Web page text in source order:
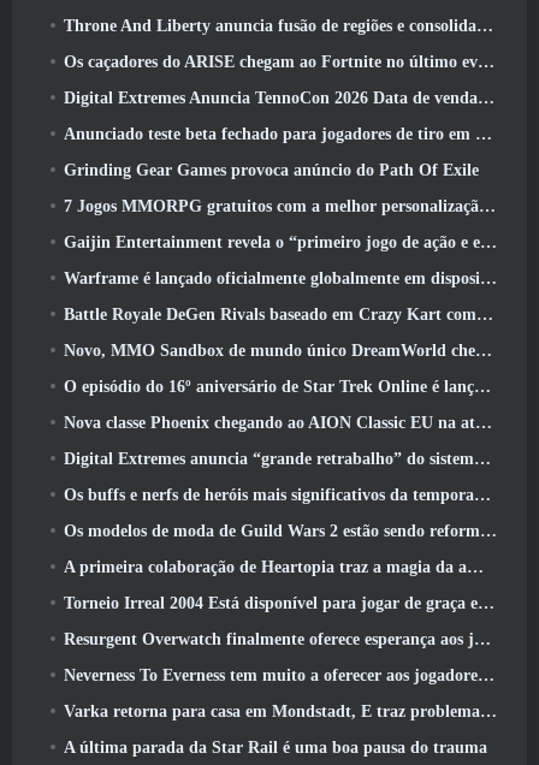
Throne And Liberty anuncia fusão de regiões e consolidação de servidores
Os caçadores do ARISE chegam ao Fortnite no último evento de colaboração
Digital Extremes Anuncia TennoCon 2026 Data de venda de ingressos
Anunciado teste beta fechado para jogadores de tiro em terceira pessoa
Grinding Gear Games provoca anúncio do Path Of Exile
7 Jogos MMORPG gratuitos com a melhor personalização de personagens
Gaijin Entertainment revela o “primeiro jogo de ação e extração espacial” Star Wrath
Warframe é lançado oficialmente globalmente em dispositivos Android
Battle Royale DeGen Rivals baseado em Crazy Kart combina todas as coisas que você provavelmente não sabia que queria combinadas
Novo, MMO Sandbox de mundo único DreamWorld chegando ao Steam com acesso antecipado
O episódio do 16º aniversário de Star Trek Online é lançado como parte da atualização de “corrupção”
Nova classe Phoenix chegando ao AION Classic EU na atualização ‘Ignite’
Digital Extremes anuncia “grande retrabalho” do sistema de progressão de jogadores do Soulframe
Os buffs e nerfs de heróis mais significativos da temporada 6.5
Os modelos de moda de Guild Wars 2 estão sendo reformulados com base no feedback dos jogadores
A primeira colaboração de Heartopia traz a magia da amizade de My Little Pony
Torneio Irreal 2004 Está disponível para jogar de graça e a Epic não processará ninguém por isso
Resurgent Overwatch finalmente oferece esperança aos jogadores
Neverness To Everness tem muito a oferecer aos jogadores, Particularmente divertido
Varka retorna para casa em Mondstadt, E traz problemas com ele na atualização Luna V do Genshin Impact
A última parada da Star Rail é uma boa pausa do trauma